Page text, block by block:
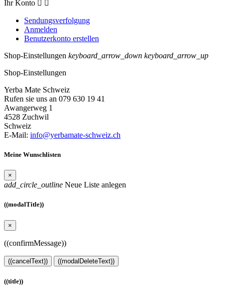
Ihr Konto  
Sendungsverfolgung
Anmelden
Benutzerkonto erstellen
Shop-Einstellungen keyboard_arrow_down keyboard_arrow_up
Shop-Einstellungen
Yerba Mate Schweiz
Rufen sie uns an 079 630 19 41
Awangerweg 1
4528 Zuchwil
Schweiz
E-Mail: info@yerbamate-schweiz.ch
Meine Wunschlisten
×
add_circle_outline Neue Liste anlegen
((modalTitle))
×
((confirmMessage))
((cancelText)) ((modalDeleteText))
((title))